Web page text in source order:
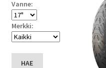
Vanne:
Merkki:
HAE